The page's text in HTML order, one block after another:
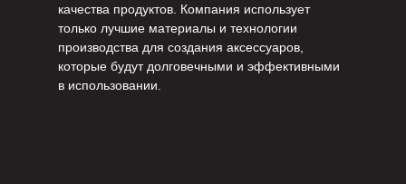
качества продуктов. Компания использует
только лучшие материалы и технологии
производства для создания аксессуаров,
которые будут долговечными и эффективными
в использовании.